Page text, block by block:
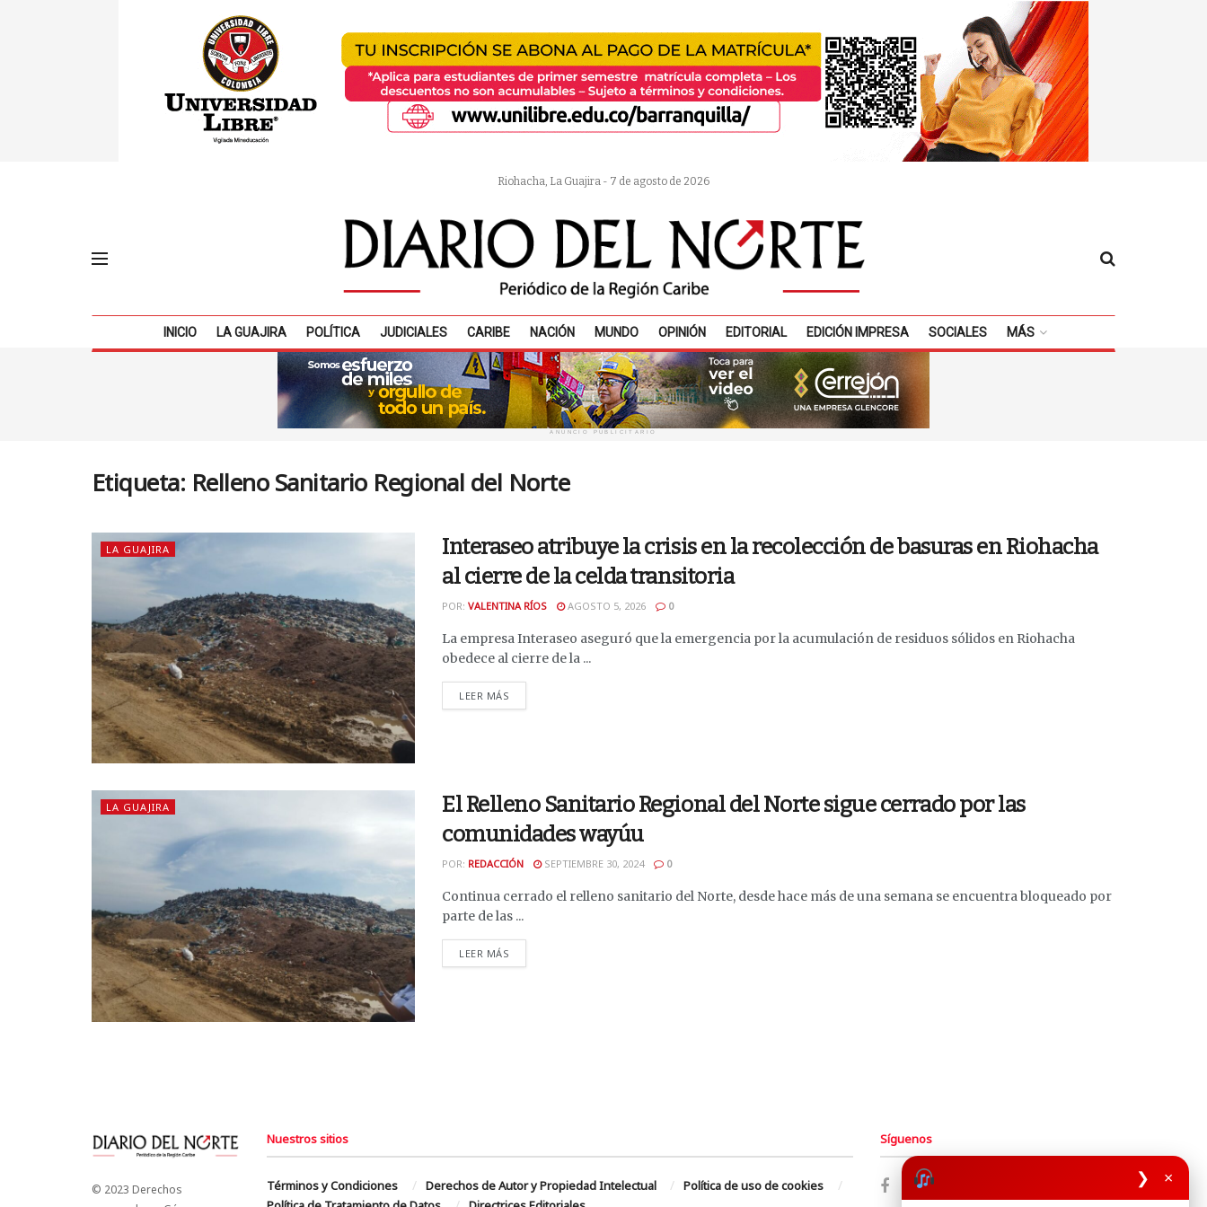
❯ ×
Riohacha, La Guajira - 7 de agosto de 2026
INICIO LA GUAJIRA POLÍTICA JUDICIALES CARIBE NACIÓN MUNDO OPINIÓN EDITORIAL EDICIÓN IMPRESA SOCIALES MÁS
ANUNCIO PUBLICITARIO
Etiqueta: Relleno Sanitario Regional del Norte
LA GUAJIRA
Interaseo atribuye la crisis en la recolección de basuras en Riohacha
al cierre de la celda transitoria
POR: VALENTINA RÍOS AGOSTO 5, 2026 0
La empresa Interaseo aseguró que la emergencia por la acumulación de residuos sólidos en Riohacha
obedece al cierre de la ...
LEER MÁS
LA GUAJIRA
El Relleno Sanitario Regional del Norte sigue cerrado por las
comunidades wayúu
POR: REDACCIÓN SEPTIEMBRE 30, 2024 0
Continua cerrado el relleno sanitario del Norte, desde hace más de una semana se encuentra bloqueado por
parte de las ...
LEER MÁS
© 2023 Derechos
Nuestros sitios
Términos y Condiciones Derechos de Autor y Propiedad Intelectual
Política de uso de cookies
Síguenos